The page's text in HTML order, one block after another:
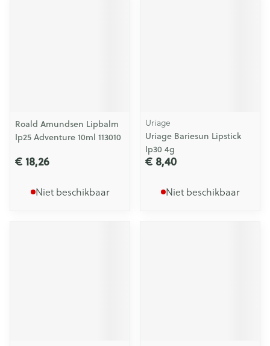
Roald Amundsen Lipbalm
Ip25 Adventure 10ml 113010
€ 18,26
Niet beschikbaar
Uriage
Uriage Bariesun Lipstick
Ip30 4g
€ 8,40
Niet beschikbaar